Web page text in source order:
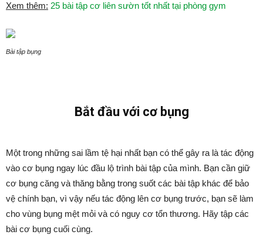
Xem thêm: 25 bài tập cơ liên sườn tốt nhất tại phòng gym
Bài tập bụng
Bắt đầu với cơ bụng
Một trong những sai lầm tệ hại nhất bạn có thể gây ra là tác động
vào cơ bụng ngay lúc đầu lộ trình bài tập của mình. Bạn cần giữ
cơ bụng căng và thăng bằng trong suốt các bài tập khác để bảo
vệ chính bạn, vì vậy nếu tác động lên cơ bụng trước, bạn sẽ làm
cho vùng bụng mệt mỏi và có nguy cơ tổn thương. Hãy tập các
bài cơ bụng cuối cùng.